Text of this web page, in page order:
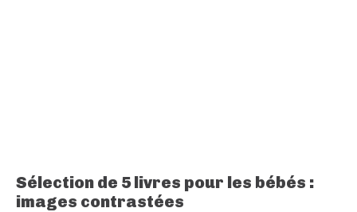
Sélection de 5 livres pour les bébés :
images contrastées